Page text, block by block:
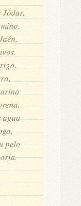
Jódar,
agua
pelo